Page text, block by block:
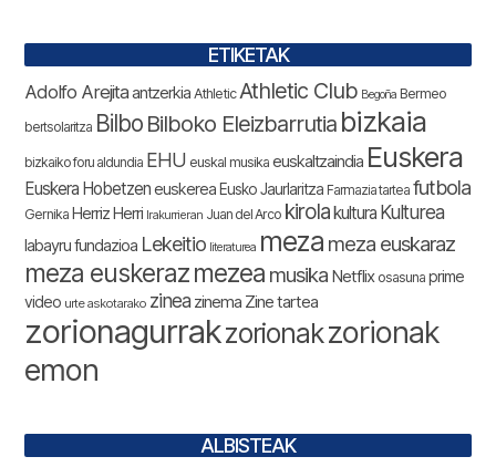
ETIKETAK
Adolfo Arejitaantzerkia Athletic Athletic Club Begoña Bermeo
bertsolaritza Bilbo Bilboko Eleizbarrutia bizkaia
bizkaiko foru aldundia EHU euskal musika euskaltzaindia Euskera
Euskera Hobetzeneuskerea Eusko Jaurlaritza Farmazia tartea futbola
Gernika Herriz Herri Irakurrieran Juan del Arco kirolakultura Kulturea
labayru fundazioa Lekeitio literaturea meza meza euskaraz
meza euskerazmezea musika Netflix osasuna prime
video urte askotarako zinea zinema Zine tartea
zorionagurrakzorionakzorionak
emon
ALBISTEAK